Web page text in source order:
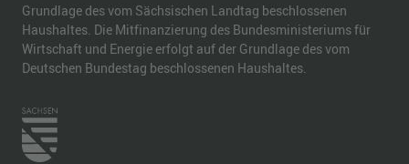
Grundlage des vom Sächsischen Landtag beschlossenen
Haushaltes. Die Mitfinanzierung des Bundesministeriums für
Wirtschaft und Energie erfolgt auf der Grundlage des vom
Deutschen Bundestag beschlossenen Haushaltes.